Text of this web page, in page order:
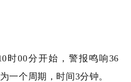
时00分开始，警报鸣响36
一个周期，时间3分钟。